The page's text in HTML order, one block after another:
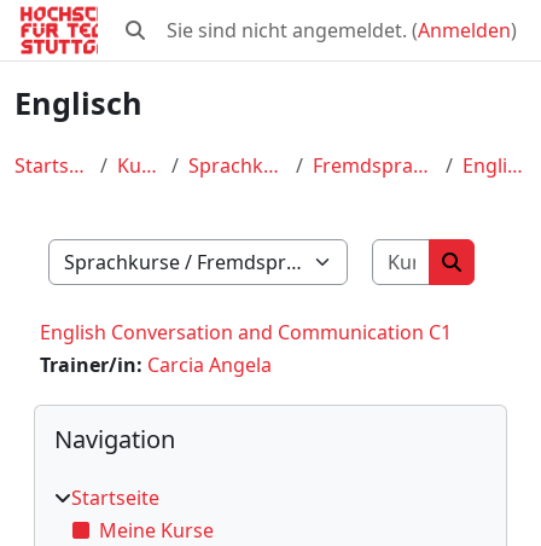
Zum Hauptinhalt
Sucheingabe umschalten
Sie sind nicht angemeldet. (Anmelden)
Englisch
Startseite Kurse Sprachkurse Fremdsprachen Englisch
Kursbereiche
Kurse
Kurse
English Conversation and Communication C1
Trainer/in: Carcia Angela
Blöcke
Navigation überspringen
Navigation
Startseite
Meine Kurse